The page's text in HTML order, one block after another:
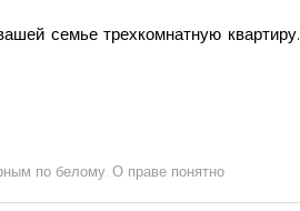
семье трехкомнатную квартиру.
по белому. О праве понятно